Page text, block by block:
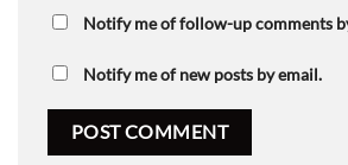
Notify me of follow-up comments
Notify me of new posts by email.